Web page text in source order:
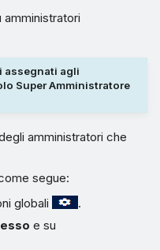
中文（繁體）
amministratori
assegnati agli
Super Amministratore
amministratori che
segue:
globali
.
e su